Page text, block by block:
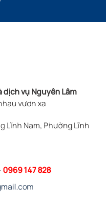
dịch vụ Nguyên Lâm
vươn xa
Lĩnh Nam, Phường Lĩnh
0969 147 828